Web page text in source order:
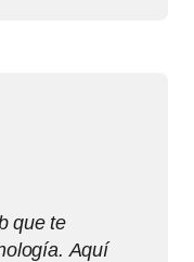
que te
Aquí